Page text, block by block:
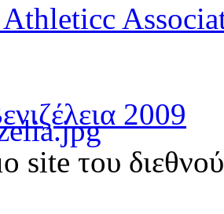
Athleticc
2009
site του